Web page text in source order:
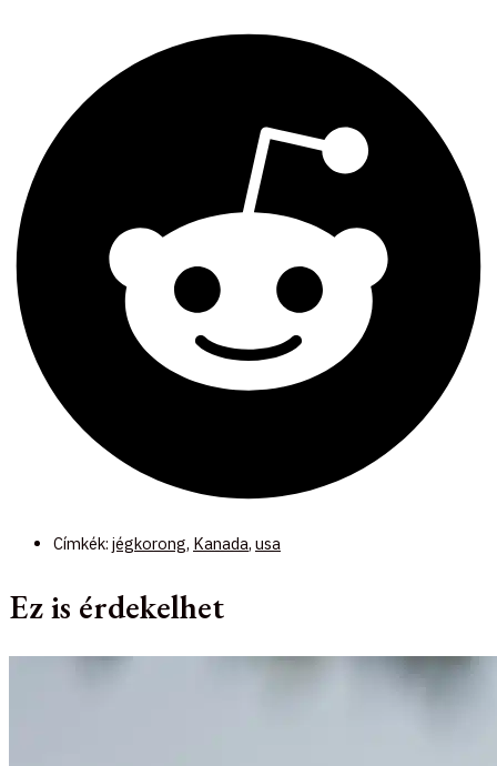
Címkék: jégkorong, Kanada, usa
Ez is érdekelhet